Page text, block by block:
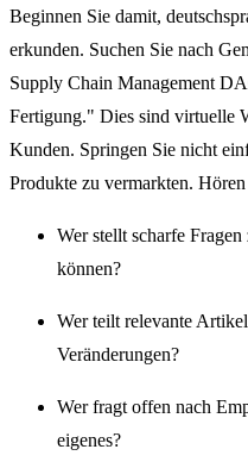
Beginnen Sie damit,
erkunden. Suchen Sie nach
Supply Chain Management
Fertigung." Dies sind virtuelle
Kunden. Springen Sie nicht
Produkte zu vermarkten.
Wer stellt scharfe
können?
Wer teilt relevante
Veränderungen?
Wer fragt offen nach
eigenes?